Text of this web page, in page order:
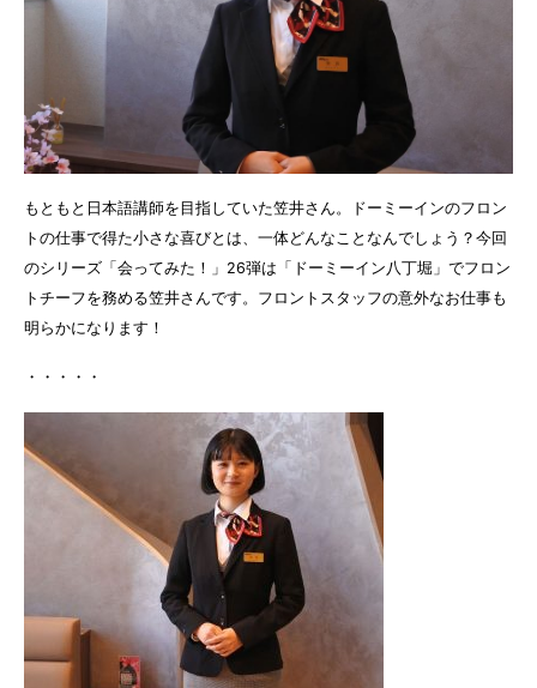
もともと日本語講師を目指していた笠井さん。ドーミーインのフロン
トの仕事で得た小さな喜びとは、一体どんなことなんでしょう？今回
のシリーズ「会ってみた！」26弾は「ドーミーイン八丁堀」でフロン
トチーフを務める笠井さんです。フロントスタッフの意外なお仕事も
明らかになります！
・・・・・